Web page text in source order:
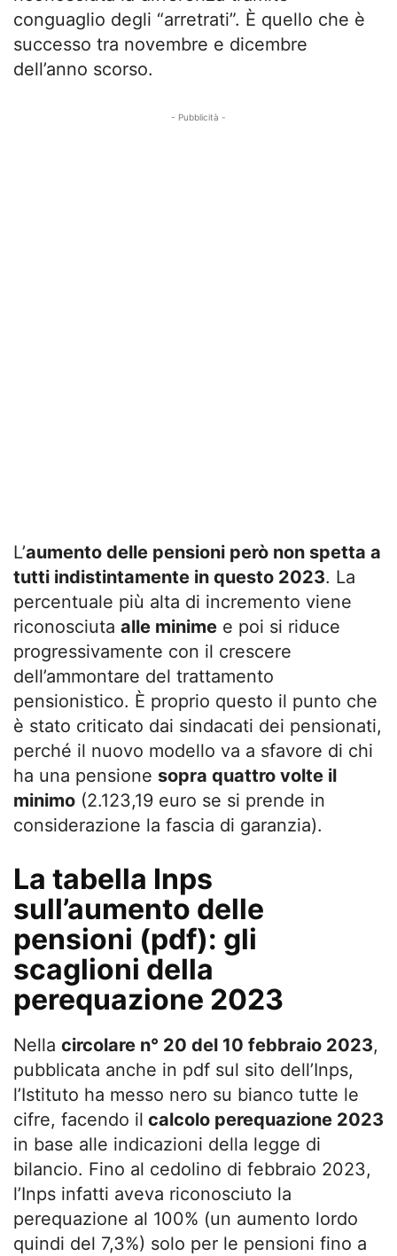
conguaglio degli “arretrati”. È quello che è
successo tra novembre e dicembre
dell’anno scorso.
- Pubblicità -
L’aumento delle pensioni però non spetta a
tutti indistintamente in questo 2023. La
percentuale più alta di incremento viene
riconosciuta alle minime e poi si riduce
progressivamente con il crescere
dell’ammontare del trattamento
pensionistico. È proprio questo il punto che
è stato criticato dai sindacati dei pensionati,
perché il nuovo modello va a sfavore di chi
ha una pensione sopra quattro volte il
minimo (2.123,19 euro se si prende in
considerazione la fascia di garanzia).
La tabella Inps
sull’aumento delle
pensioni (pdf): gli
scaglioni della
perequazione 2023
Nella circolare n° 20 del 10 febbraio 2023,
pubblicata anche in pdf sul sito dell’Inps,
l’Istituto ha messo nero su bianco tutte le
cifre, facendo il calcolo perequazione 2023
in base alle indicazioni della legge di
bilancio. Fino al cedolino di febbraio 2023,
l’Inps infatti aveva riconosciuto la
perequazione al 100% (un aumento lordo
quindi del 7,3%) solo per le pensioni fino a